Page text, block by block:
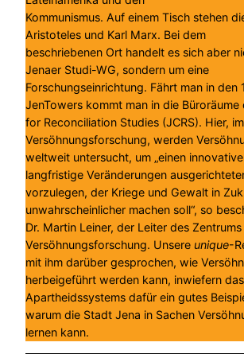
Kommunismus. Auf einem Tisch stehen
Aristoteles und Karl Marx. Bei dem
beschriebenen Ort handelt es sich aber
Jenaer Studi-WG, sondern um eine
Forschungseinrichtung. Fährt man in den
JenTowers kommt man in die Büroräume
for Reconciliation Studies (JCRS). Hier,
Versöhnungsforschung, werden
weltweit untersucht, um „einen
langfristige Veränderungen
vorzulegen, der Kriege und Gewalt in
unwahrscheinlicher machen soll“, so
Dr. Martin Leiner, der Leiter des
Versöhnungsforschung. Unsere unique-
mit ihm darüber gesprochen, wie
herbeigeführt werden kann, inwiefern
Apartheidssystems dafür ein gutes
warum die Stadt Jena in Sachen
lernen kann.